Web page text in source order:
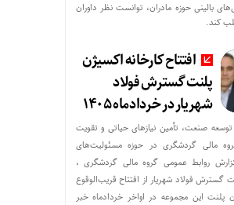
بالینی حوزه مادران، توانست نظر داوران
کند.
افتتاح کارخانه اکسیژن
پلنت گسترش فولاد
شهریار در خردادماه ۱۴۰۵
صنعت، تأمین نیازهای حیاتی و تقویت
مالی گردشگری در حوزه مسئولیت‌های
روابط عمومی گروه مالی گردشگری ،
گسترش فولاد شهریار از افتتاح قریب‌الوقوع
پلنت این مجموعه در اواخر خردادماه خبر